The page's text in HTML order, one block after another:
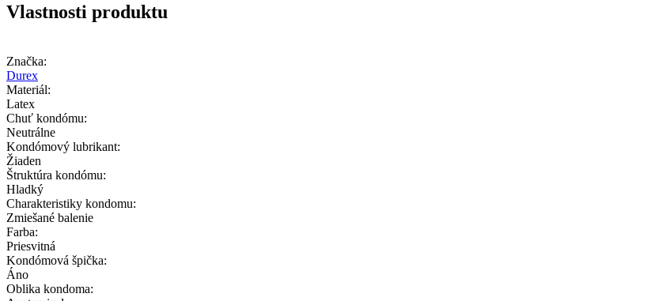
Vlastnosti produktu
Značka:
Durex
Materiál:
Latex
Chuť kondómu:
Neutrálne
Kondómový lubrikant:
Žiaden
Štruktúra kondómu:
Hladký
Charakteristiky kondomu:
Zmiešané balenie
Farba:
Priesvitná
Kondómová špička:
Áno
Oblika kondoma: